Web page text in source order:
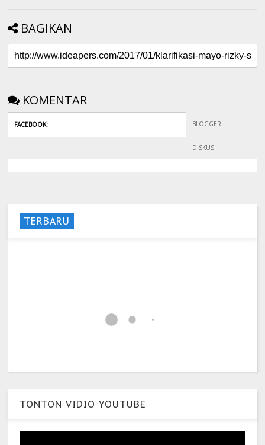
BAGIKAN
KOMENTAR
FACEBOOK: BLOGGER
DISKUSI
TERBARU
TONTON VIDIO YOUTUBE